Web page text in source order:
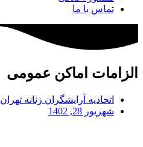
تماس با ما
الزامات اماکن عمومی
اتحادیه آرایشگران زنانه تهران
شهریور 28, 1402